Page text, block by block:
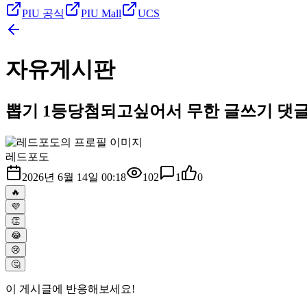
PIU 공식 PIU Mall UCS
자유게시판
뽑기 1등당첨되고싶어서 무한 글쓰기 댓
레드포도
2026년 6월 14일 00:18
102 1 0
🔥
💜
👏
😂
😢
🤔
이 게시글에 반응해보세요!